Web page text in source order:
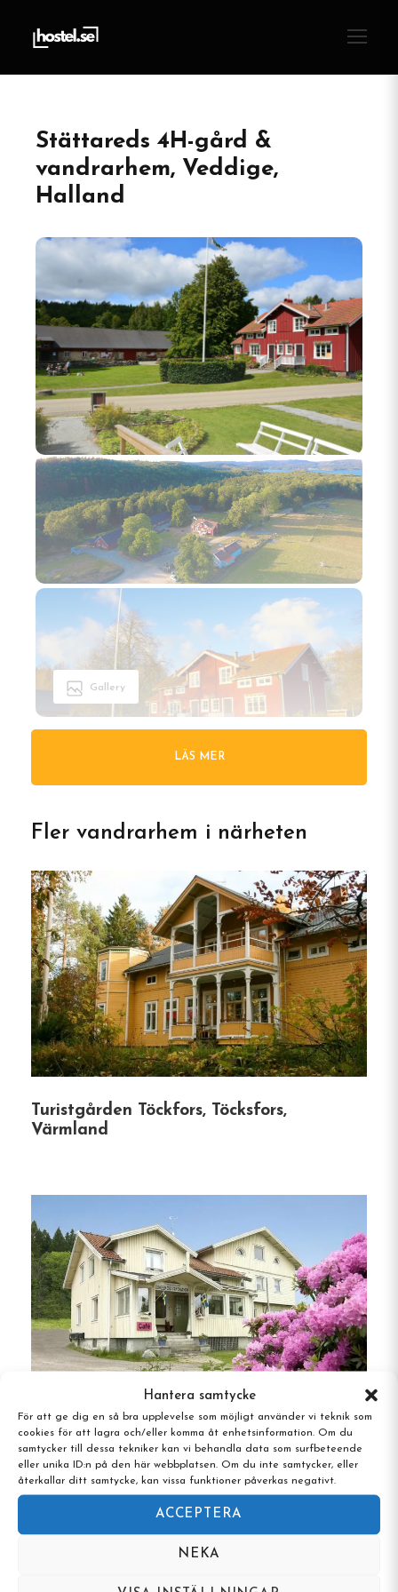
Hantera samtycke
För att ge dig en så bra upplevelse som möjligt använder vi teknik som
cookies för att lagra och/eller komma åt enhetsinformation. Om du
samtycker till dessa tekniker kan vi behandla data som surfbeteende
eller unika ID:n på den här webbplatsen. Om du inte samtycker, eller
återkallar ditt samtycke, kan vissa funktioner påverkas negativt.
ACCEPTERA
NEKA
Stättareds 4H-gård &
vandrarhem, Veddige,
Halland
Gallery
Välkommen till Stättareds 4H-
Mitt i Hallands stilla landskap erbjuder
Stättareds 4H-gård & Vandrarhem en unik
kombination av lantligt boende och upplevelser
på en riktig bondgård. Vandrarhemmet ligger
cirka 30 km från Varberg och 12 km från Veddige
och är en idealisk tillflykt för familjer, vandrare
och naturälskare.
bäddar fördelade på rum för 2 till 6 gäster.
Rummen har våningssängar och delar
Husdjursvänligt: Hundar är välkomna i
rummen, och hela vandrarhemmet är rökfritt.
Flera boendealternativ: Utöver
vandrarhemmet går det att tälta eller ställa
upp husbil eller husvagn på området. Här
finns tillgång till el, dusch och toalett.
Gårdsupplevelser: Som 4H-gård erbjuder
Stättared besökarna möjlighet att umgås
med djur som kor, hästar, grisar, getter, får,
höns, kaniner och katter. Säsongsaktiviteter
LÄS MER
Fler vandrarhem i närheten
Turistgården Töckfors, Töcksfors,
Värmland
Kungsbacka Vandrarhem, Kungsbacka,
Halland